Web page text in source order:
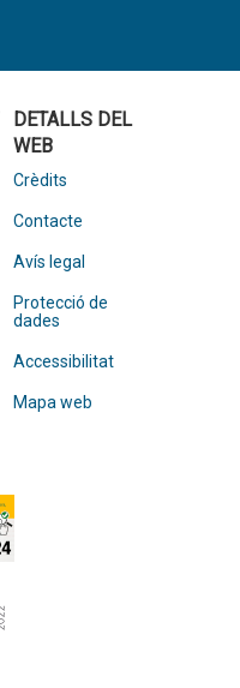
DETALLS DEL
WEB
Crèdits
Contacte
Avís legal
Protecció de
dades
Accessibilitat
Mapa web